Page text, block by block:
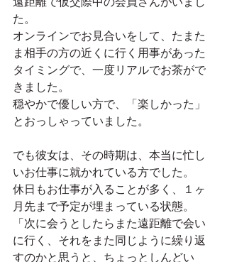
た。
オンラインでお見合いをして、たまた
ま相手の方の近くに行く用事があった
タイミングで、一度リアルでお茶がで
きました。
穏やかで優しい方で、「楽しかった」
とおっしゃっていました。
でも彼女は、その時期は、本当に忙し
いお仕事に就かれている方でした。
休日もお仕事が入ることが多く、１ヶ
月先まで予定が埋まっている状態。
「次に会うとしたらまた遠距離で会い
に行く、それをまた同じように繰り返
すのかと思うと、ちょっとしんどい